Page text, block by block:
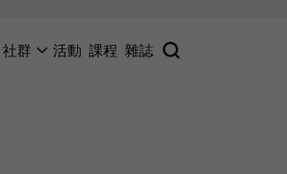
社群 活動 課程 雜誌